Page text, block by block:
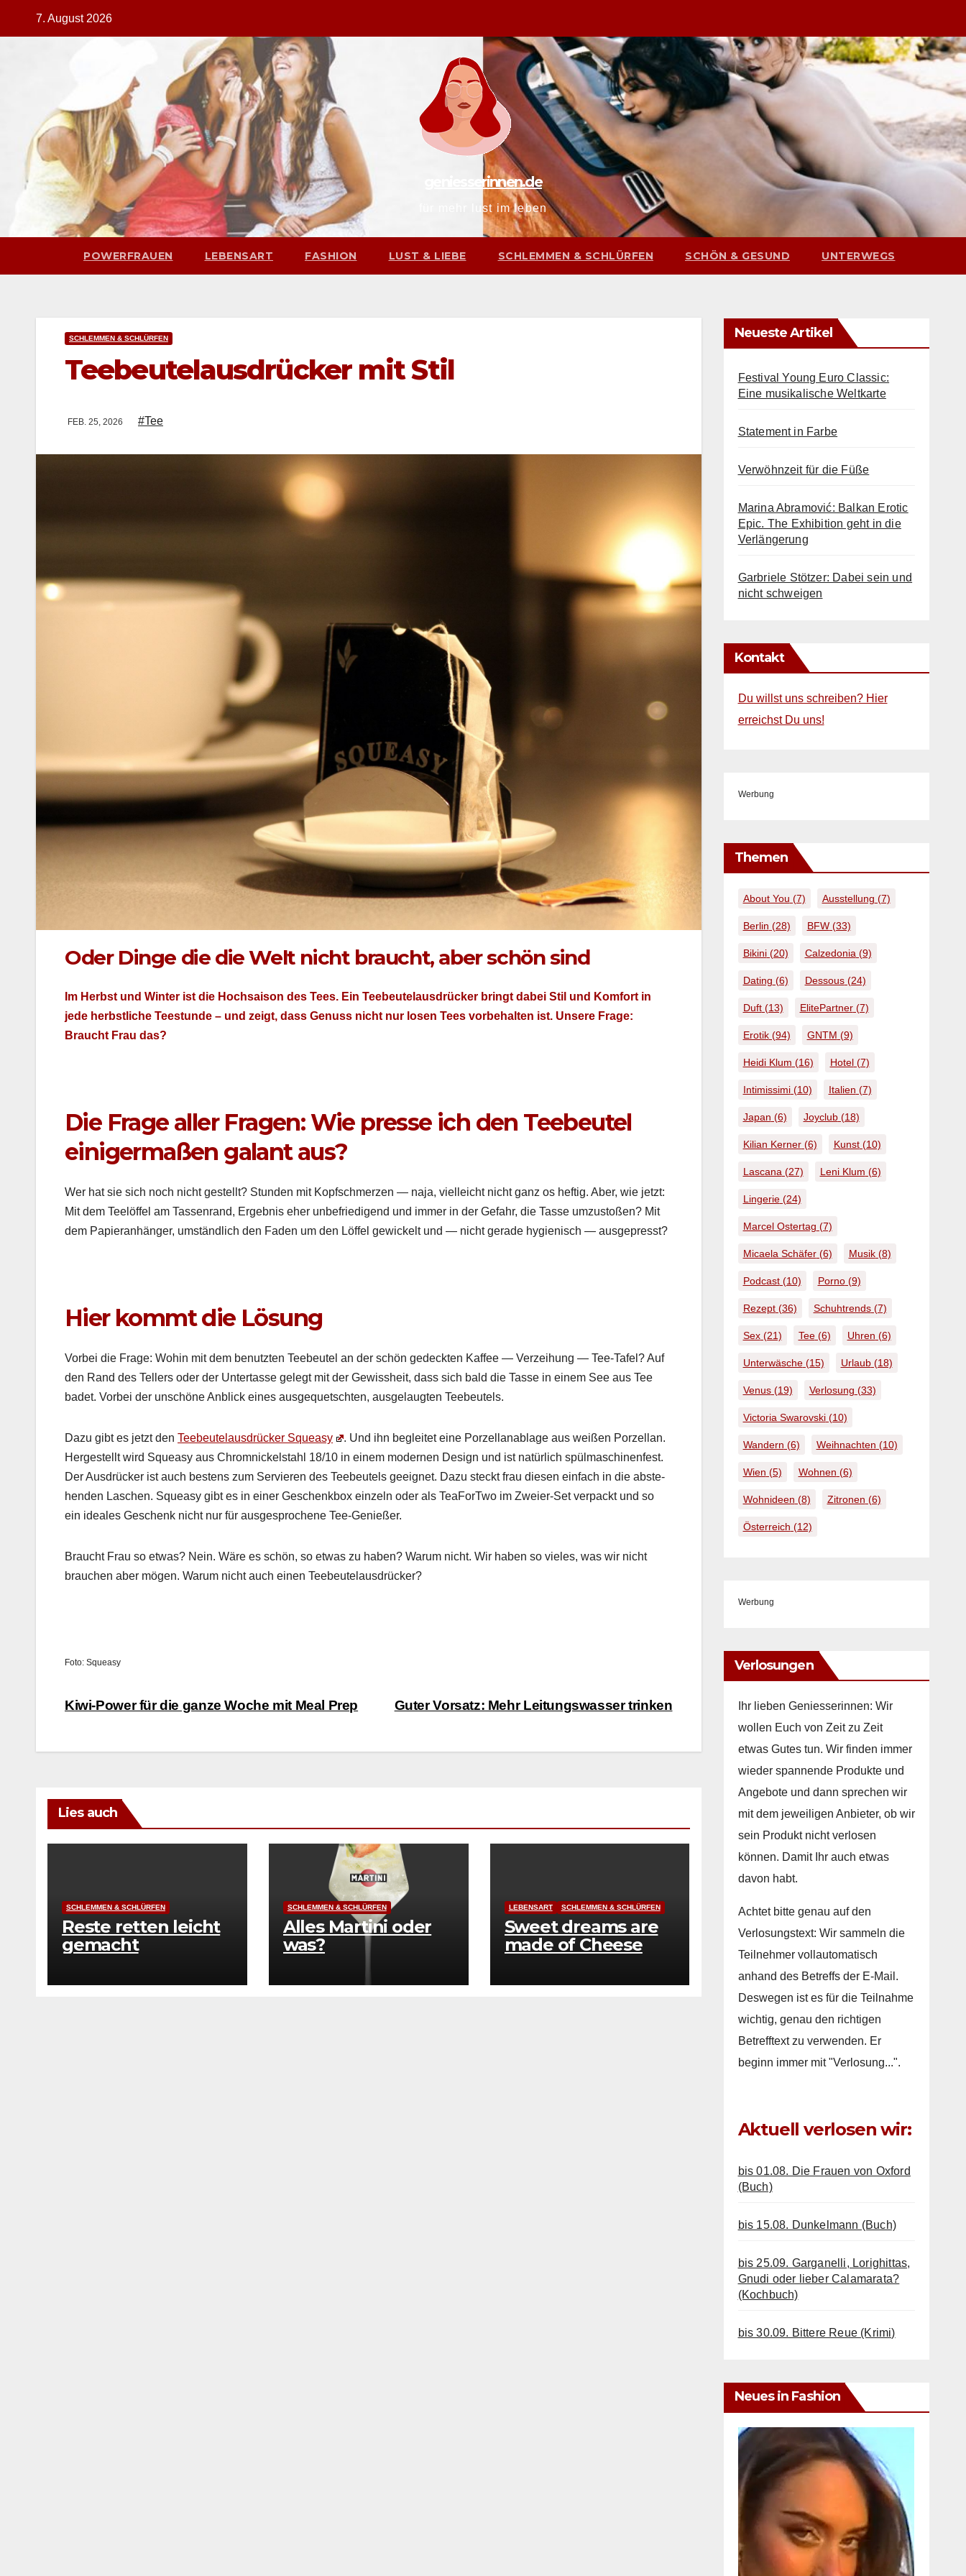
7. August 2026
geniesserinnen.de
für mehr lust im leben
POWERFRAUEN LEBENSART FASHION LUST & LIEBE SCHLEMMEN & SCHLÜRFEN SCHÖN & GESUND UNTERWEGS
SCHLEMMEN & SCHLÜRFEN
Teebeutelausdrücker mit Stil
FEB. 25, 2026 #Tee
Oder Dinge die die Welt nicht braucht, aber schön sind
Im Herb­st und Win­ter ist die Hoch­sai­son des Tees. Ein Tee­beutelaus­drück­er bringt dabei Stil und Kom­fort in
jede herb­stliche Teestunde – und zeigt, dass Genuss nicht nur losen Tees vor­be­hal­ten ist. Unsere Frage:
Braucht Frau das?
Die Frage aller Fragen: Wie presse ich den Teebeutel
einigermaßen galant aus?
Wer hat sie sich noch nicht gestellt? Stun­den mit Kopf­schmerzen — naja, vielle­icht nicht ganz os heftig. Aber, wie jet­zt:
Mit dem Teelöf­fel am Tassen­rand, Ergeb­nis eher unbe­friedi­gend und immer in der Gefahr, die Tasse umzus­toßen? Mit
dem Papier­an­hänger, umständlich den Faden um den Löf­fel gewick­elt und — nicht ger­ade hygien­isch — aus­ge­presst?
Hier kommt die Lösung
Vor­bei die Frage: Wohin mit dem benutzten Tee­beu­tel an der schön gedeck­ten Kaf­fee — Verzei­hung — Tee-Tafel? Auf
den Rand des Tellers oder der Unter­tasse gelegt mit der Gewis­sheit, dass sich bald die Tasse in einem See aus Tee
badet. Vor­bei der unschöne Anblick eines aus­ge­quetscht­en, aus­ge­laugten Tee­beu­tels.
Dazu gibt es jet­zt den Tee­beutelaus­drück­er Squeasy
. Und ihn begleit­et eine Porzel­lan­ablage aus weißen Porzel­lan.
Hergestellt wird Squeasy aus Chrom­nick­el­stahl 18/10 in einem mod­er­nen Design und ist natür­lich spül­maschi­nen­fest.
Der Aus­drück­er ist auch bestens zum Servieren des Tee­beu­tels geeignet. Dazu steckt frau diesen ein­fach in die abste­
hen­den Laschen. Squeasy gibt es in ein­er Geschenkbox einzeln oder als TeaForT­wo im Zweier-Set ver­packt und so
ein ide­ales Geschenk nicht nur für aus­ge­sproch­ene Tee-Genießer.
Braucht Frau so etwas? Nein. Wäre es schön, so etwas zu haben? Warum nicht. Wir haben so vieles, was wir nicht
brauchen aber mögen. Warum nicht auch einen Tee­beutelaus­drück­er?
Foto: Squeasy
Beitragsnavigation Guter Vorsatz: Mehr Leitungswasser trinken
Kiwi-Power für die ganze Woche mit Meal Prep
Lies auch
SCHLEMMEN & SCHLÜRFEN
Reste retten leicht
gemacht
SCHLEMMEN & SCHLÜRFEN
Alles Martini oder
was?
LEBENSART SCHLEMMEN & SCHLÜRFEN
Sweet dreams are
made of Cheese
Neueste Artikel
Festival Young Euro Classic:
Eine musikalische Weltkarte
Statement in Farbe
Verwöhnzeit für die Füße
Marina Abramović: Balkan Erotic
Epic. The Exhibition geht in die
Verlängerung
Garbriele Stötzer: Dabei sein und
nicht schweigen
Kontakt
Du willst uns schreiben? Hier
erreichst Du uns!
Werbung
Themen
About You (7) Ausstellung (7)
Berlin (28) BFW(33)
Bikini(20) Calzedonia (9)
Dating (6) Dessous(24)
Duft(13) ElitePartner(7)
Erotik(94) GNTM (9)
Heidi Klum (16) Hotel(7)
Intimissimi(10) Italien (7)
Japan (6) Joyclub(18)
Kilian Kerner(6) Kunst(10)
Lascana (27) Leni Klum (6)
Lingerie(24)
Marcel Ostertag (7)
Micaela Schäfer(6) Musik(8)
Podcast(10) Porno(9)
Rezept(36) Schuhtrends(7)
Sex(21) Tee(6) Uhren (6)
Unterwäsche(15) Urlaub(18)
Venus(19) Verlosung (33)
Victoria Swarovski(10)
Wandern (6) Weihnachten (10)
Wien (5) Wohnen (6)
Wohnideen (8) Zitronen (6)
Österreich (12)
Werbung
Verlosungen
Ihr lieben Geniesserinnen: Wir
wollen Euch von Zeit zu Zeit
etwas Gutes tun. Wir finden immer
wieder spannende Produkte und
Angebote und dann sprechen wir
mit dem jeweiligen Anbieter, ob wir
sein Produkt nicht verlosen
können. Damit Ihr auch etwas
davon habt.
Achtet bitte genau auf den
Verlosungstext: Wir sammeln die
Teilnehmer vollautomatisch
anhand des Betreffs der E-Mail.
Deswegen ist es für die Teilnahme
wichtig, genau den richtigen
Betrefftext zu verwenden. Er
beginn immer mit "Verlosung...".
Aktuell verlosen wir:
bis 01.08. Die Frauen von Oxford
(Buch)
bis 15.08. Dunkelmann (Buch)
bis 25.09. Garganelli, Lorighittas,
Gnudi oder lieber Calamarata?
(Kochbuch)
bis 30.09. Bittere Reue (Krimi)
Neues in Fashion